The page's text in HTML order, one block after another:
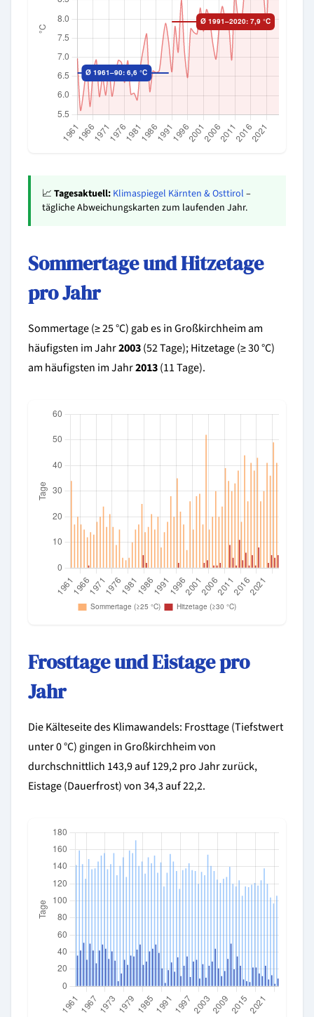
📈 Tagesaktuell: Klimaspiegel Kärnten & Osttirol –
tägliche Abweichungskarten zum laufenden Jahr.
Sommertage und Hitzetage
pro Jahr
Sommertage (≥ 25 °C) gab es in Großkirchheim am
häufigsten im Jahr2003(52 Tage); Hitzetage (≥ 30 °C)
am häufigsten im Jahr2013(11 Tage).
Frosttage und Eistage pro
Jahr
Die Kälteseite des Klimawandels: Frosttage (Tiefstwert
unter 0 °C) gingen in Großkirchheim von
durchschnittlich 143,9 auf 129,2 pro Jahr zurück,
Eistage (Dauerfrost) von 34,3 auf 22,2.